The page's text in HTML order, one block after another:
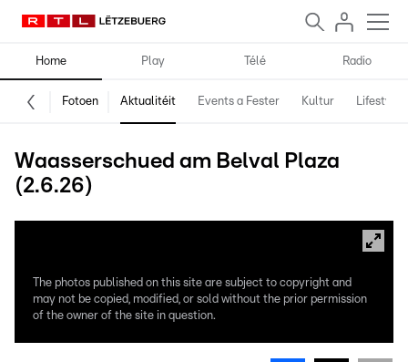
Home Play Télé Radio
Fotoen Aktualitéit Events a Fester Kultur Lifestyle
Waasserschued am Belval Plaza
(2.6.26)
The photos published on this site are subject to copyright and
may not be copied, modified, or sold without the prior permission
of the owner of the site in question.